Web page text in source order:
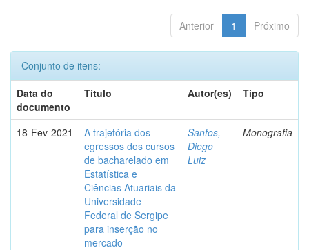
Anterior 1 Próximo
Conjunto de itens:
Data do
documento
Título Autor(es) Tipo
18-Fev-2021
A trajetória dos
egressos dos cursos
de bacharelado em
Estatística e
Ciências Atuariais da
Universidade
Federal de Sergipe
para inserção no
mercado
Santos,
Diego
Luiz
Monografia